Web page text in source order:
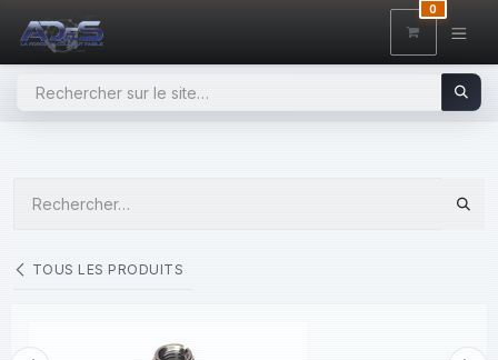
0
TOUS LES PRODUITS